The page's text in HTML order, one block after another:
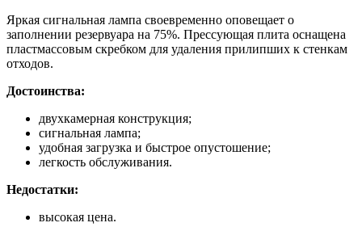
Яркая сигнальная лампа своевременно оповещает о
заполнении резервуара на 75%. Прессующая плита оснащена
пластмассовым скребком для удаления прилипших к стенкам
отходов.
Достоинства:
двухкамерная конструкция;
сигнальная лампа;
удобная загрузка и быстрое опустошение;
легкость обслуживания.
Недостатки:
высокая цена.